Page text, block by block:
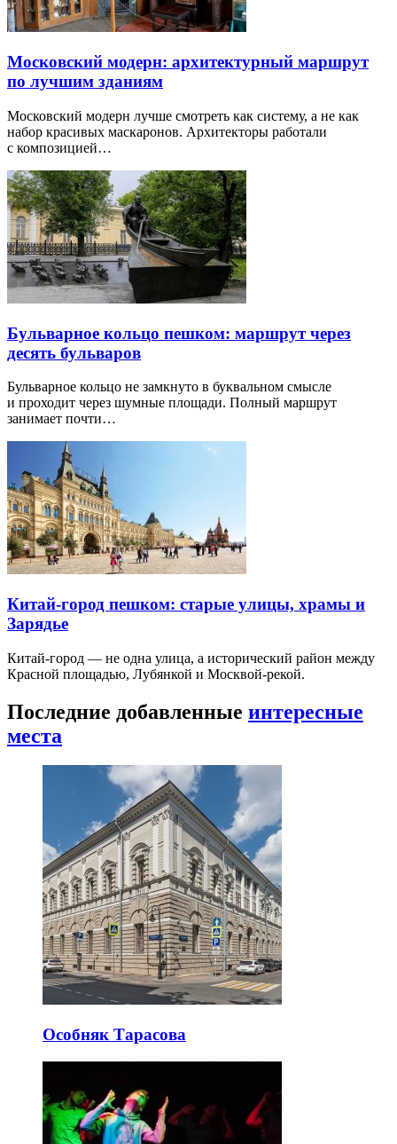
Московский модерн: архитектурный маршрут
по лучшим зданиям
Московский модерн лучше смотреть как систему, а не как
набор красивых маскаронов. Архитекторы работали
с композицией…
Бульварное кольцо пешком: маршрут через
десять бульваров
Бульварное кольцо не замкнуто в буквальном смысле
и проходит через шумные площади. Полный маршрут
занимает почти…
Китай-город пешком: старые улицы, храмы и
Зарядье
Китай-город — не одна улица, а исторический район между
Красной площадью, Лубянкой и Москвой-рекой.
Последние добавленные интересные
места
Особняк Тарасова